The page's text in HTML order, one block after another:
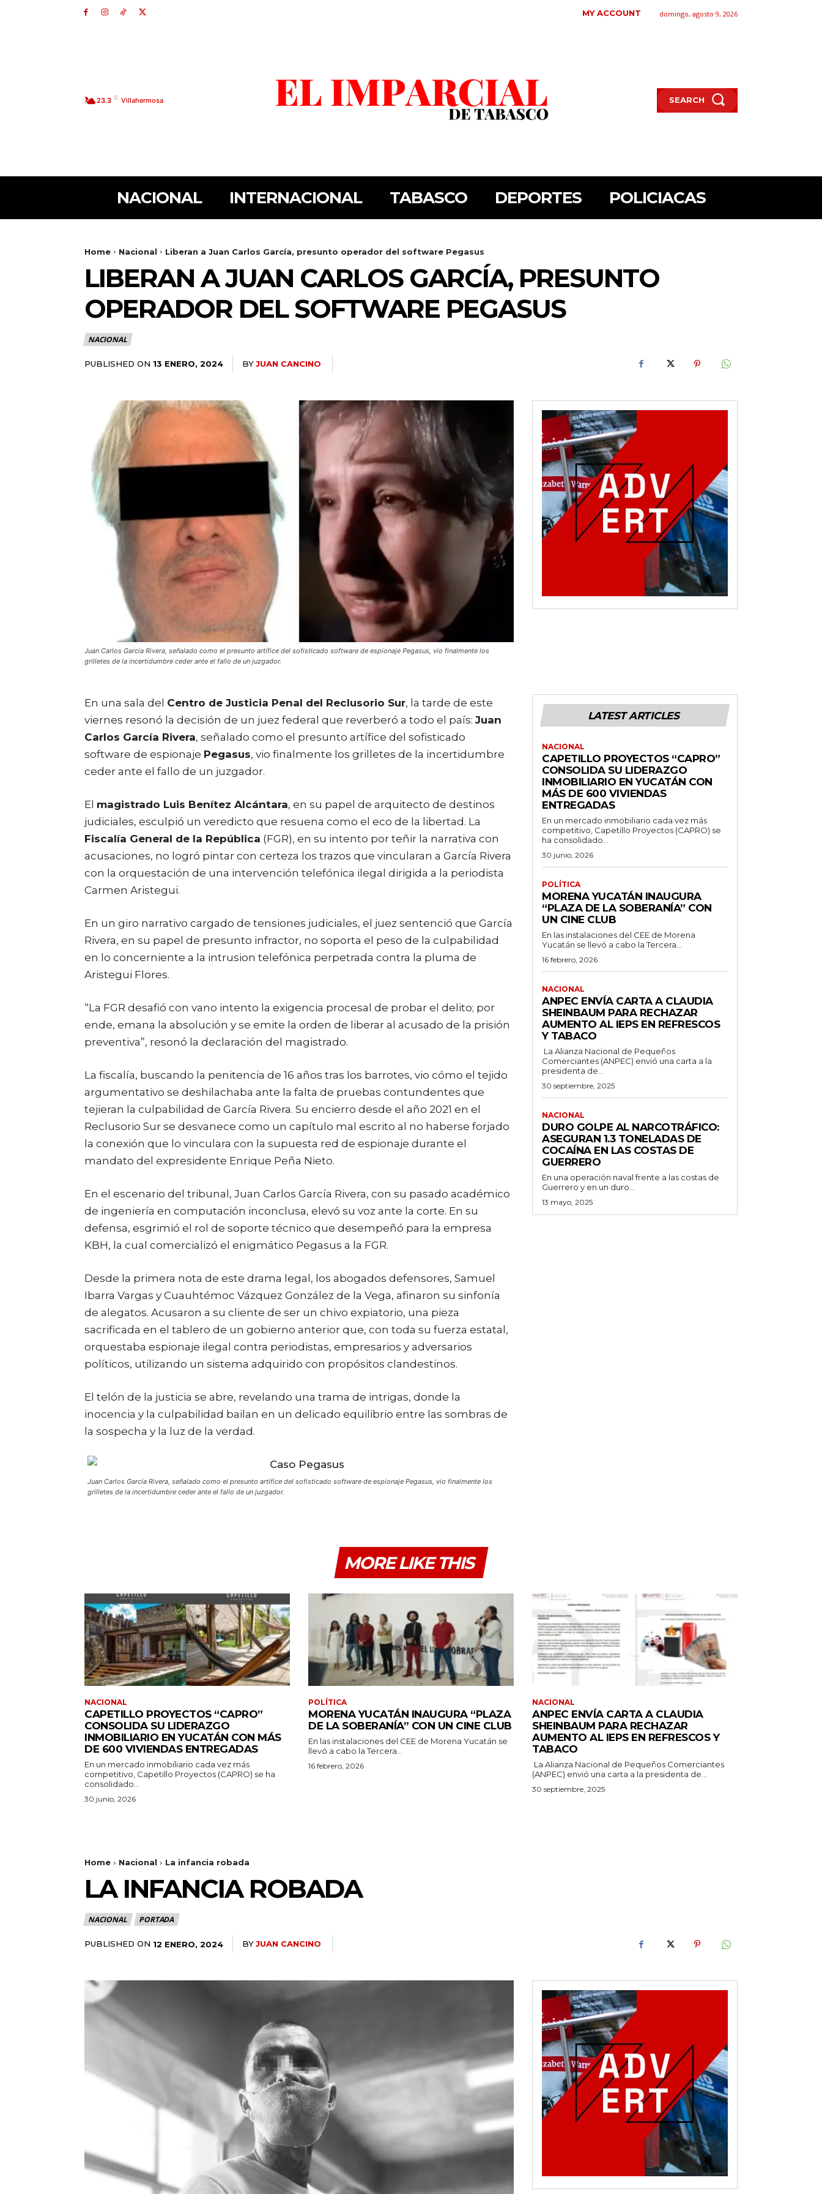
MY ACCOUNT domingo, agosto 9, 2026
23.3 C Villahermosa SEARCH
NACIONAL INTERNACIONAL TABASCO DEPORTES POLICIACAS
Home Nacional Liberan a Juan Carlos García, presunto operador del software Pegasus
LIBERAN A JUAN CARLOS GARCÍA, PRESUNTO
OPERADOR DEL SOFTWARE PEGASUS
NACIONAL
PUBLISHED ON 13 ENERO, 2024 BYJUAN CANCINO
Juan Carlos García Rivera, señalado como el presunto artífice del sofisticado software de espionaje Pegasus, vio finalmente los
grilletes de la incertidumbre ceder ante el fallo de un juzgador.
En una sala del Centro de Justicia Penal del Reclusorio Sur, la tarde de este
viernes resonó la decisión de un juez federal que reverberó a todo el país: Juan
Carlos García Rivera, señalado como el presunto artífice del sofisticado
software de espionaje Pegasus, vio finalmente los grilletes de la incertidumbre
ceder ante el fallo de un juzgador.
El magistrado Luis Benítez Alcántara, en su papel de arquitecto de destinos
judiciales, esculpió un veredicto que resuena como el eco de la libertad. La
Fiscalía General de la República (FGR), en su intento por teñir la narrativa con
acusaciones, no logró pintar con certeza los trazos que vincularan a García Rivera
con la orquestación de una intervención telefónica ilegal dirigida a la periodista
Carmen Aristegui.
En un giro narrativo cargado de tensiones judiciales, el juez sentenció que García
Rivera, en su papel de presunto infractor, no soporta el peso de la culpabilidad
en lo concerniente a la intrusion telefónica perpetrada contra la pluma de
Aristegui Flores.
“La FGR desafió con vano intento la exigencia procesal de probar el delito; por
ende, emana la absolución y se emite la orden de liberar al acusado de la prisión
preventiva”, resonó la declaración del magistrado.
La fiscalía, buscando la penitencia de 16 años tras los barrotes, vio cómo el tejido
argumentativo se deshilachaba ante la falta de pruebas contundentes que
tejieran la culpabilidad de García Rivera. Su encierro desde el año 2021 en el
Reclusorio Sur se desvanece como un capítulo mal escrito al no haberse forjado
la conexión que lo vinculara con la supuesta red de espionaje durante el
mandato del expresidente Enrique Peña Nieto.
En el escenario del tribunal, Juan Carlos García Rivera, con su pasado académico
de ingeniería en computación inconclusa, elevó su voz ante la corte. En su
defensa, esgrimió el rol de soporte técnico que desempeñó para la empresa
KBH, la cual comercializó el enigmático Pegasus a la FGR.
Desde la primera nota de este drama legal, los abogados defensores, Samuel
Ibarra Vargas y Cuauhtémoc Vázquez González de la Vega, afinaron su sinfonía
de alegatos. Acusaron a su cliente de ser un chivo expiatorio, una pieza
sacrificada en el tablero de un gobierno anterior que, con toda su fuerza estatal,
orquestaba espionaje ilegal contra periodistas, empresarios y adversarios
políticos, utilizando un sistema adquirido con propósitos clandestinos.
El telón de la justicia se abre, revelando una trama de intrigas, donde la
inocencia y la culpabilidad bailan en un delicado equilibrio entre las sombras de
la sospecha y la luz de la verdad.
Juan Carlos García Rivera, señalado como el presunto artífice del sofisticado software de espionaje Pegasus, vio finalmente los
grilletes de la incertidumbre ceder ante el fallo de un juzgador.
LATEST ARTICLES
NACIONAL
CAPETILLO PROYECTOS “CAPRO”
CONSOLIDA SU LIDERAZGO
INMOBILIARIO EN YUCATÁN CON
MÁS DE 600 VIVIENDAS
ENTREGADAS
En un mercado inmobiliario cada vez más
competitivo, Capetillo Proyectos (CAPRO) se
ha consolidado...
30 junio, 2026
POLÍTICA
MORENA YUCATÁN INAUGURA
“PLAZA DE LA SOBERANÍA” CON
UN CINE CLUB
En las instalaciones del CEE de Morena
Yucatán se llevó a cabo la Tercera...
16 febrero, 2026
NACIONAL
ANPEC ENVÍA CARTA A CLAUDIA
SHEINBAUM PARA RECHAZAR
AUMENTO AL IEPS EN REFRESCOS
Y TABACO
La Alianza Nacional de Pequeños
Comerciantes (ANPEC) envió una carta a la
presidenta de...
30 septiembre, 2025
NACIONAL
DURO GOLPE AL NARCOTRÁFICO:
ASEGURAN 1.3 TONELADAS DE
COCAÍNA EN LAS COSTAS DE
GUERRERO
En una operación naval frente a las costas de
Guerrero y en un duro...
13 mayo, 2025
MORE LIKE THIS
NACIONAL
CAPETILLO PROYECTOS “CAPRO”
CONSOLIDA SU LIDERAZGO
INMOBILIARIO EN YUCATÁN CON MÁS
DE 600 VIVIENDAS ENTREGADAS
En un mercado inmobiliario cada vez más
competitivo, Capetillo Proyectos (CAPRO) se ha
consolidado...
30 junio, 2026
POLÍTICA
MORENA YUCATÁN INAUGURA “PLAZA
DE LA SOBERANÍA” CON UN CINE CLUB
En las instalaciones del CEE de Morena Yucatán se
llevó a cabo la Tercera...
16 febrero, 2026
NACIONAL
ANPEC ENVÍA CARTA A CLAUDIA
SHEINBAUM PARA RECHAZAR
AUMENTO AL IEPS EN REFRESCOS Y
TABACO
La Alianza Nacional de Pequeños Comerciantes
(ANPEC) envió una carta a la presidenta de...
30 septiembre, 2025